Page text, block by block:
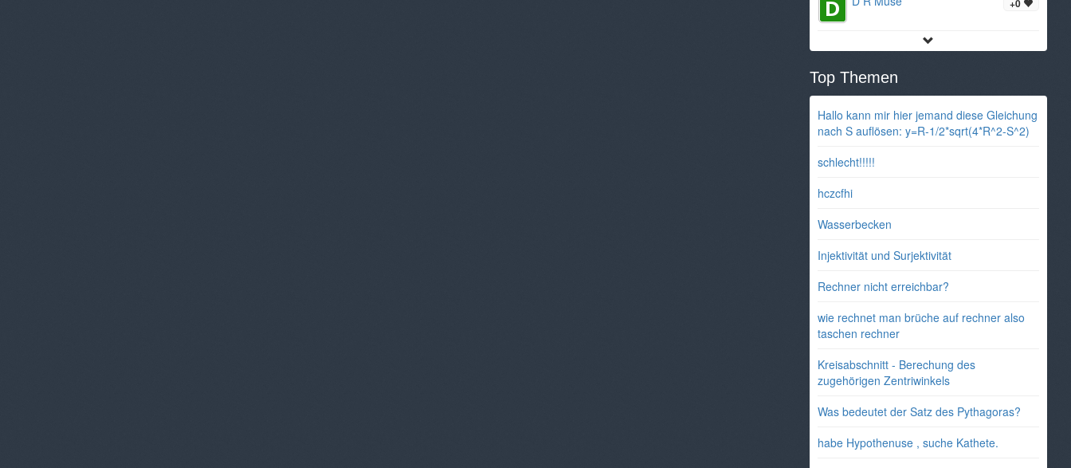
+0
Top Themen
Hallo kann mir hier jemand diese Gleichung
nach S auflösen: y=R-1/2*sqrt(4*R^2-S^2)
schlecht!!!!!
hczcfhi
Wasserbecken
Injektivität und Surjektivität
Rechner nicht erreichbar?
wie rechnet man brüche auf rechner also
taschen rechner
Kreisabschnitt - Berechung des
zugehörigen Zentriwinkels
Was bedeutet der Satz des Pythagoras?
habe Hypothenuse , suche Kathete.